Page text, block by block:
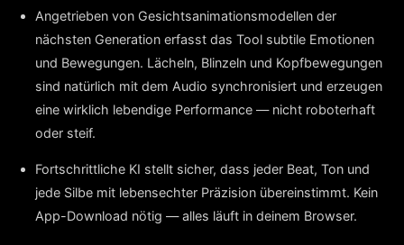
Angetrieben von Gesichtsanimationsmodellen der
nächsten Generation erfasst das Tool subtile Emotionen
und Bewegungen. Lächeln, Blinzeln und Kopfbewegungen
sind natürlich mit dem Audio synchronisiert und erzeugen
eine wirklich lebendige Performance — nicht roboterhaft
oder steif.
Fortschrittliche KI stellt sicher, dass jeder Beat, Ton und
jede Silbe mit lebensechter Präzision übereinstimmt. Kein
App-Download nötig — alles läuft in deinem Browser.